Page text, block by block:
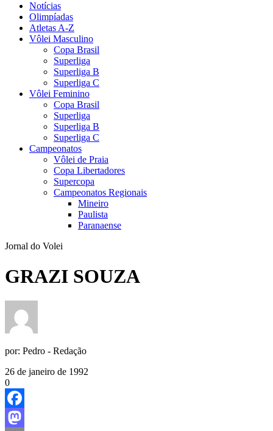
Notícias
Olimpíadas
Atletas A-Z
Vôlei Masculino
Copa Brasil
Superliga
Superliga B
Superliga C
Vôlei Feminino
Copa Brasil
Superliga
Superliga B
Superliga C
Campeonatos
Vôlei de Praia
Copa Libertadores
Supercopa
Campeonatos Regionais
Mineiro
Paulista
Paranaense
Jornal do Volei
GRAZI SOUZA
por: Pedro - Redação
26 de janeiro de 1992
0
Facebook